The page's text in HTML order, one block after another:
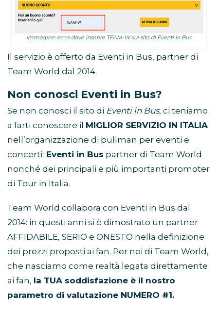
Immagine: ecco dove inserire TEAM-W sul sito di Eventi in Bus
Il servizio è offerto da Eventi in Bus, partner di
Team World dal 2014.
Non conosci Eventi in Bus?
Se non conosci il sito di Eventi in Bus, ci teniamo
a farti conoscere il MIGLIOR SERVIZIO IN ITALIA
nell’organizzazione di pullman per eventi e
concerti: Eventi in Bus partner di Team World
nonché dei principali e più importanti promoter
di Tour in Italia.
Team World collabora con Eventi in Bus dal
2014: in questi anni si è dimostrato un partner
AFFIDABILE, SERIO e ONESTO nella definizione
dei prezzi proposti ai fan. Per noi di Team World,
che nasciamo come realtà legata direttamente
ai fan, la TUA soddisfazione è il nostro
parametro di valutazione NUMERO #1.